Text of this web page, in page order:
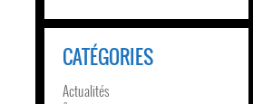
CATÉGORIES
Actualités